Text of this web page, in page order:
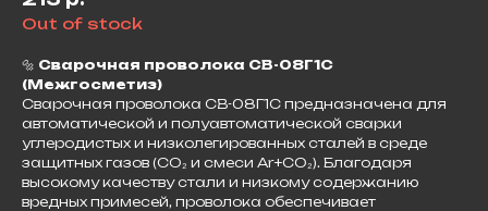
Out of stock
🔩 Сварочная проволока СВ-08Г1С
(Межгосметиз)
Сварочная проволока СВ-08Г1С предназначена для
автоматической и полуавтоматической сварки
углеродистых и низколегированных сталей в среде
защитных газов (CO₂ и смеси Ar+CO₂). Благодаря
высокому качеству стали и низкому содержанию
вредных примесей, проволока обеспечивает